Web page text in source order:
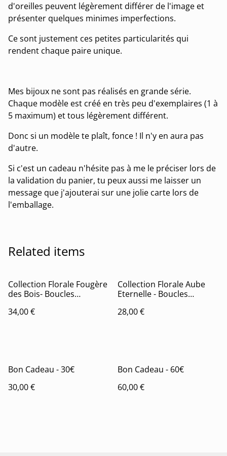
d'oreilles peuvent légèrement différer de l'image et
présenter quelques minimes imperfections.
Ce sont justement ces petites particularités qui
rendent chaque paire unique.
Mes bijoux ne sont pas réalisés en grande série.
Chaque modèle est créé en très peu d'exemplaires (1 à
5 maximum) et tous légèrement différent.
Donc si un modèle te plaît, fonce ! Il n'y en aura pas
d'autre.
Si c'est un cadeau n'hésite pas à me le préciser lors de
la validation du panier, tu peux aussi me laisser un
message que j'ajouterai sur une jolie carte lors de
l'emballage.
Related items
Collection Florale Fougère
des Bois- Boucles
34,00 €
Collection Florale Aube
Eternelle - Boucles
28,00 €
Bon Cadeau - 30€
30,00 €
Bon Cadeau - 60€
60,00 €